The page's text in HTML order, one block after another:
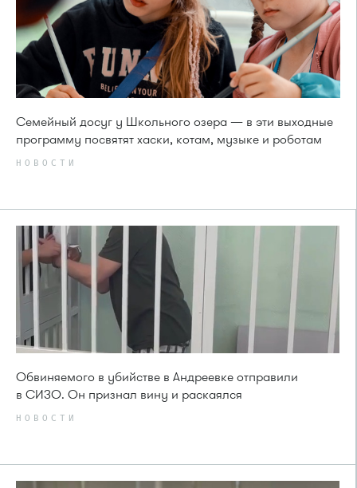
Семейный досуг у Школьного озера — в эти выходные
программу посвятят хаски, котам, музыке и роботам
НОВОСТИ
Обвиняемого в убийстве в Андреевке отправили
в СИЗО. Он признал вину и раскаялся
НОВОСТИ